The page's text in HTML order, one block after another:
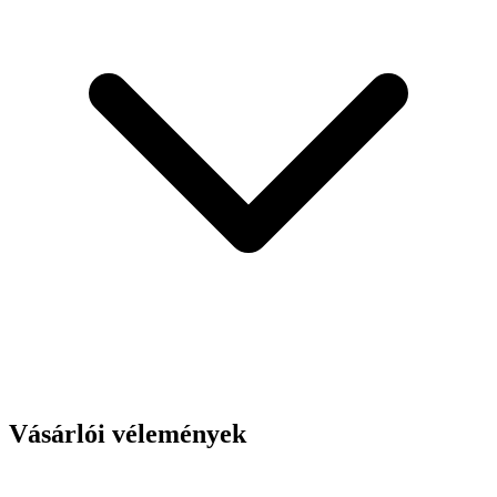
Vásárlói vélemények